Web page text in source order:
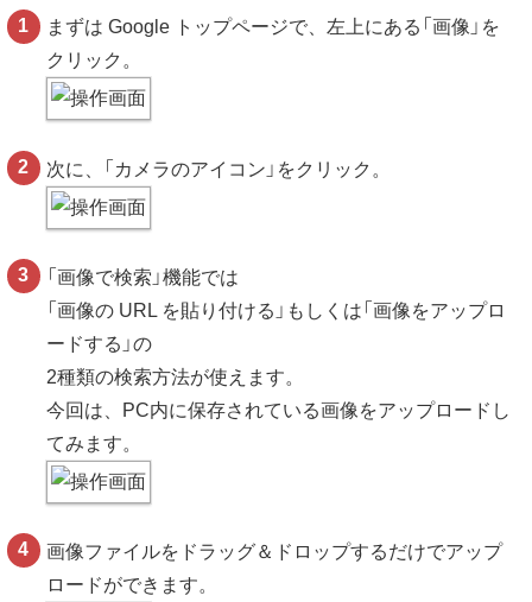
まずは Google トップページで、左上にある「画像」を
クリック。
次に、「カメラのアイコン」をクリック。
「画像で検索」機能では
「画像の URL を貼り付ける」もしくは「画像をアップロ
ードする」の
2種類の検索方法が使えます。
今回は、PC内に保存されている画像をアップロードし
てみます。
画像ファイルをドラッグ＆ドロップするだけでアップ
ロードができます。